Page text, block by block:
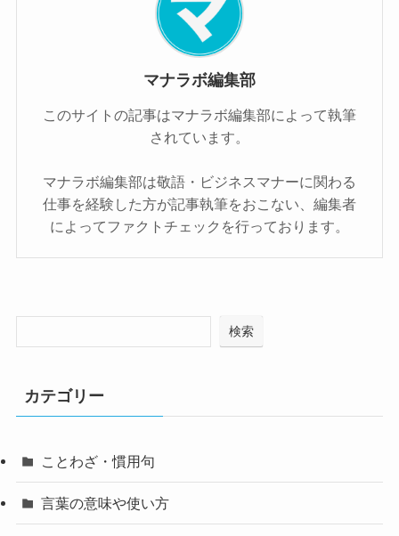
マナラボ編集部
このサイトの記事はマナラボ編集部によって執筆
されています。
マナラボ編集部は敬語・ビジネスマナーに関わる
仕事を経験した方が記事執筆をおこない、編集者
によってファクトチェックを行っております。
検索
カテゴリー
ことわざ・慣用句
言葉の意味や使い方